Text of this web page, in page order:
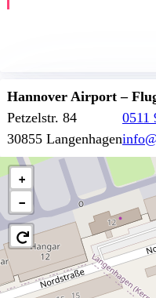
Hannover Airport –
Petzelstr. 84
30855 Langenhagen
0511
+
−